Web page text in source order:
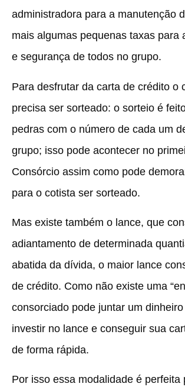
administradora para a manutenção
mais algumas pequenas taxas para
e segurança de todos no grupo.
Para desfrutar da carta de crédito o
precisa ser sorteado: o sorteio é
pedras com o número de cada um
grupo; isso pode acontecer no
Consórcio assim como pode
para o cotista ser sorteado.
Mas existe também o lance, que
adiantamento de determinada
abatida da dívida, o maior lance
de crédito. Como não existe uma
consorciado pode juntar um
investir no lance e conseguir sua
de forma rápida.
Por isso essa modalidade é perfeita